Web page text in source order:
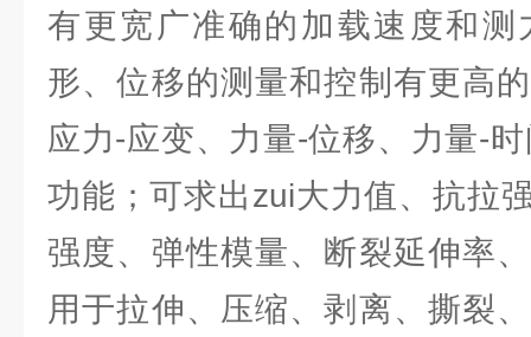
有更宽广准确的加载速度和测
形、位移的测量和控制有更高
应力-应变、力量-位移、力量-
功能；可求出zui大力值、抗拉
强度、弹性模量、断裂延伸率
用于拉伸、压缩、剥离、撕裂